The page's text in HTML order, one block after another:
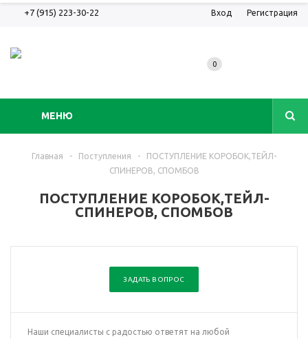
+7 (915) 223-30-22 Вход Регистрация
МЕНЮ
0
Главная - Поступления -
ПОСТУПЛЕНИЕ КОРОБОК,ТЕЙЛ-
СПИНЕРОВ, СПОМБОВ
ПОСТУПЛЕНИЕ КОРОБОК,ТЕЙЛ-
СПИНЕРОВ, СПОМБОВ
ЗАДАТЬ ВОПРОС
Наши специалисты с радостью ответят на любой